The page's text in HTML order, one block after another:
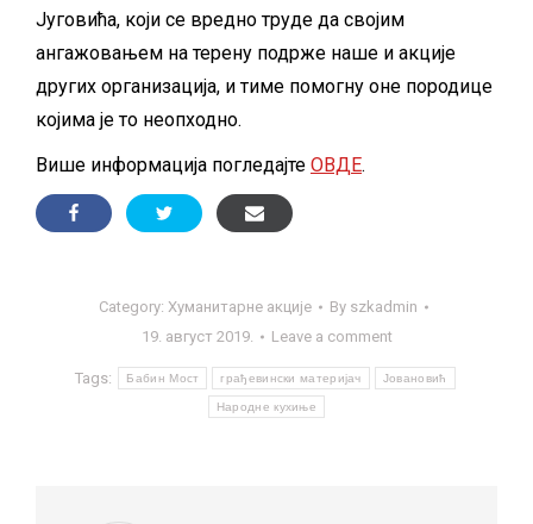
Југовића, који се вредно труде да својим
ангажовањем на терену подрже наше и акције
других организација, и тиме помогну оне породице
којима је то неопходно.
Више информација погледајте ОВДЕ.
Category: Хуманитарне акције By szkadmin
19. август 2019.
Leave a comment
Tags: Бабин Мост грађевински материјач Јовановић
Народне кухиње